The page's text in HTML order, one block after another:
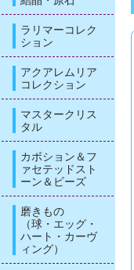
ラリマーコレク
ション
アクアレムリア
コレクション
マスタークリス
タル
カボション＆フ
ァセテッドスト
ーン＆ビーズ
磨きもの
（球・エッグ・
ハート・カーヴ
ィング）